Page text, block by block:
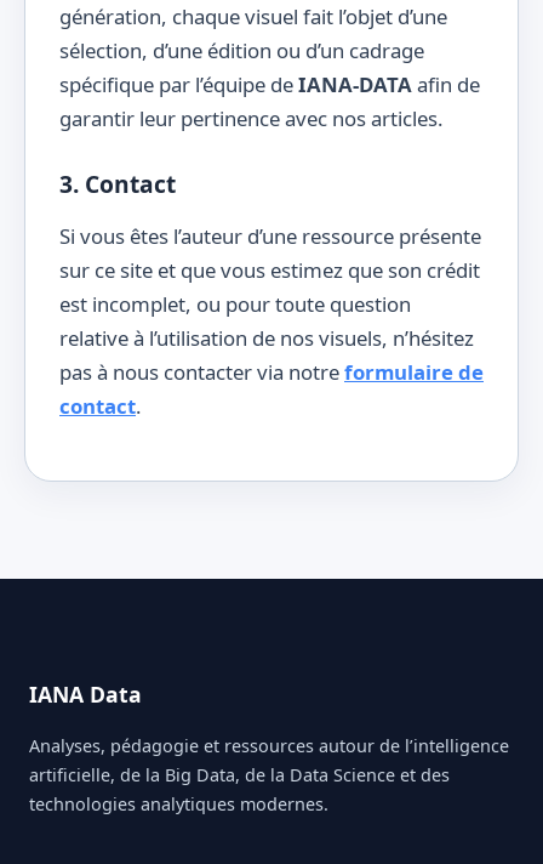
génération, chaque visuel fait l’objet d’une
sélection, d’une édition ou d’un cadrage
spécifique par l’équipe deIANA-DATAafin de
garantir leur pertinence avec nos articles.
3. Contact
Si vous êtes l’auteur d’une ressource présente
sur ce site et que vous estimez que son crédit
est incomplet, ou pour toute question
relative à l’utilisation de nos visuels, n’hésitez
pas à nous contacter via notreformulaire de
contact.
IANA Data
Analyses, pédagogie et ressources autour de l’intelligence
artificielle, de la Big Data, de la Data Science et des
technologies analytiques modernes.